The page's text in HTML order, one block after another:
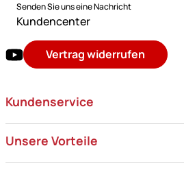
Senden Sie uns eine Nachricht
Kundencenter
Vertrag widerrufen
Kundenservice
Unsere Vorteile